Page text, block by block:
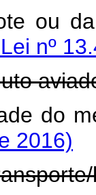
lote
nº
2016)